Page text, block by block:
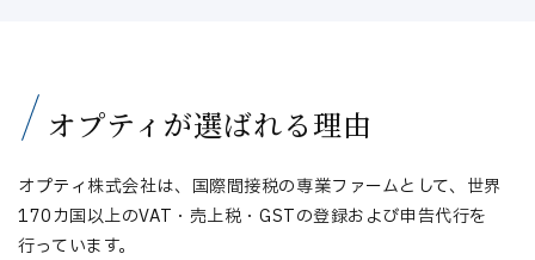
オプティが選ばれる理由
オプティ株式会社は、国際間接税の専業ファームとして、世界
170カ国以上のVAT・売上税・GSTの登録および申告代行を
行っています。